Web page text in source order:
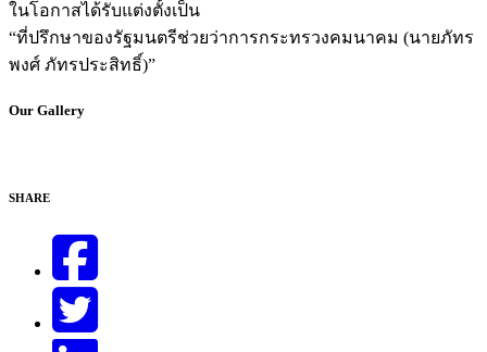
ในโอกาสได้รับแต่งตั้งเป็น
“ที่ปรึกษาของรัฐมนตรีช่วยว่าการกระทรวงคมนาคม (นายภัทร
พงศ์ ภัทรประสิทธิ์)”
Our Gallery
SHARE